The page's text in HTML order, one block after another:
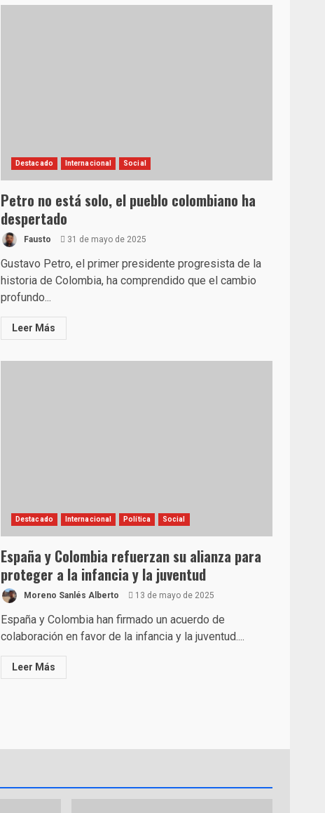
Destacado Internacional Social
Petro no está solo, el pueblo colombiano ha
despertado
Fausto 31 de mayo de 2025
Gustavo Petro, el primer presidente progresista de la
historia de Colombia, ha comprendido que el cambio
profundo...
Leer Más
Destacado Internacional Política Social
España y Colombia refuerzan su alianza para
proteger a la infancia y la juventud
Moreno Sanlés Alberto 13 de mayo de 2025
España y Colombia han firmado un acuerdo de
colaboración en favor de la infancia y la juventud....
Leer Más